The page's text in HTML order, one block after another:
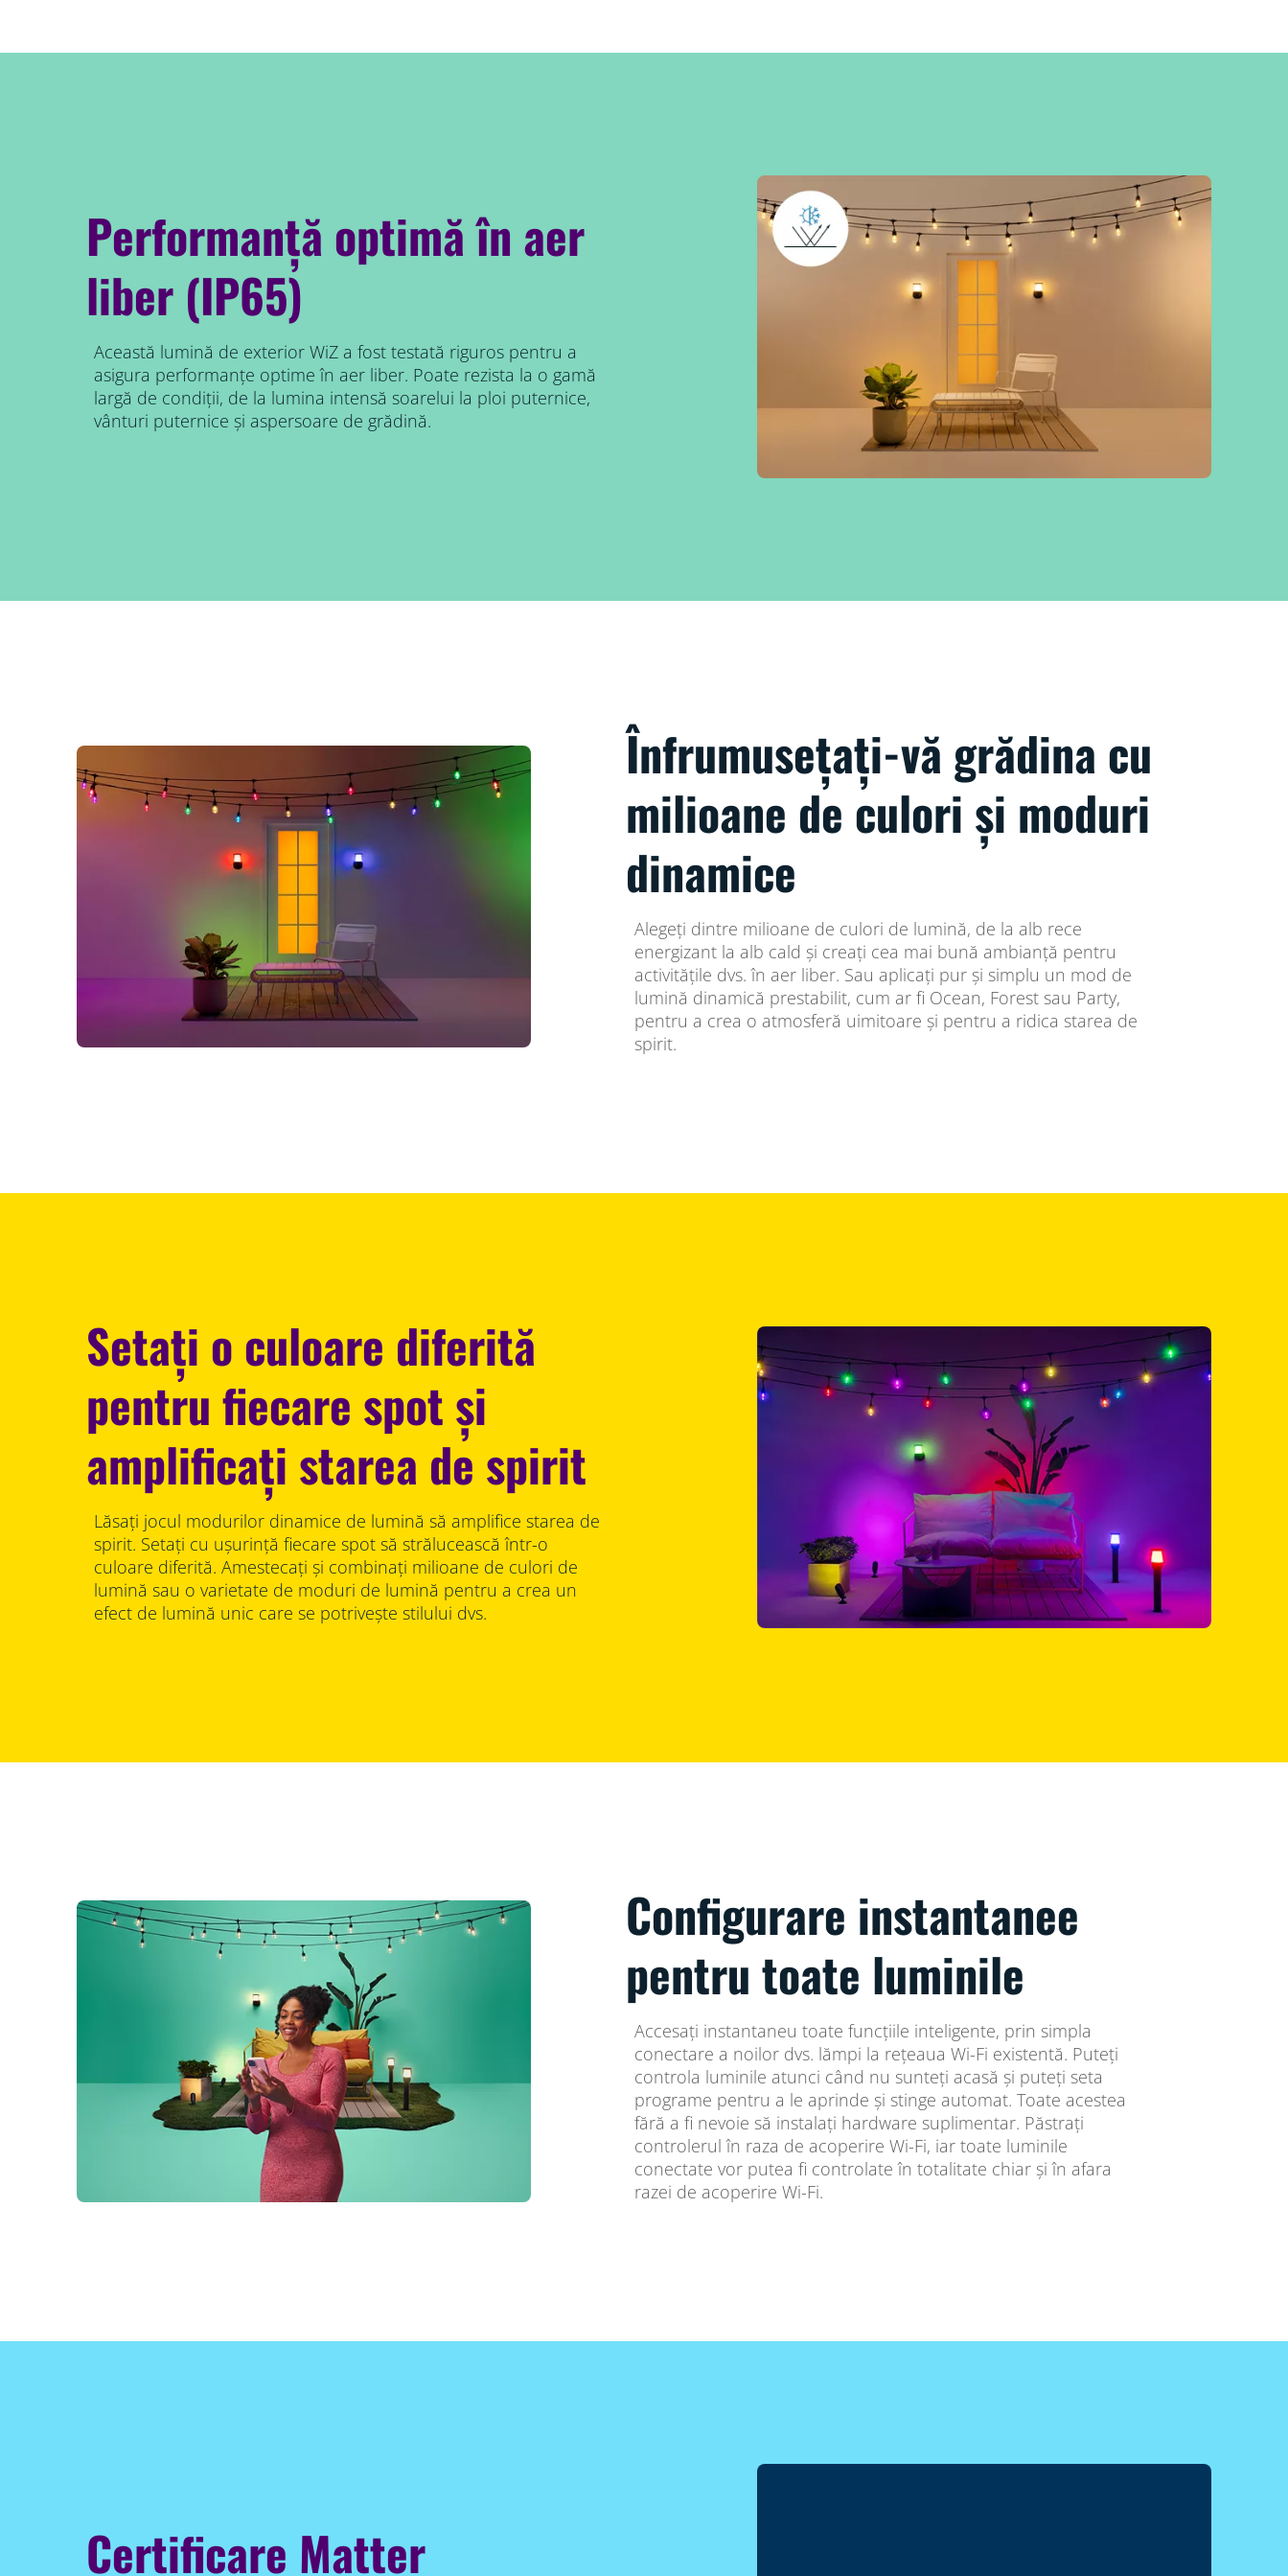
Performanță optimă în aer
liber (IP65)
Această lumină de exterior WiZ a fost testată riguros pentru a
asigura performanțe optime în aer liber. Poate rezista la o gamă
largă de condiții, de la lumina intensă soarelui la ploi puternice,
vânturi puternice și aspersoare de grădină.
Înfrumusețați-vă grădina cu
milioane de culori și moduri
dinamice
Alegeți dintre milioane de culori de lumină, de la alb rece
energizant la alb cald și creați cea mai bună ambianță pentru
activitățile dvs. în aer liber. Sau aplicați pur și simplu un mod de
lumină dinamică prestabilit, cum ar fi Ocean, Forest sau Party,
pentru a crea o atmosferă uimitoare și pentru a ridica starea de
spirit.
Setați o culoare diferită
pentru fiecare spot și
amplificați starea de spirit
Lăsați jocul modurilor dinamice de lumină să amplifice starea de
spirit. Setați cu ușurință fiecare spot să strălucească într-o
culoare diferită. Amestecați și combinați milioane de culori de
lumină sau o varietate de moduri de lumină pentru a crea un
efect de lumină unic care se potrivește stilului dvs.
Configurare instantanee
pentru toate luminile
Accesați instantaneu toate funcțiile inteligente, prin simpla
conectare a noilor dvs. lămpi la rețeaua Wi-Fi existentă. Puteți
controla luminile atunci când nu sunteți acasă și puteți seta
programe pentru a le aprinde și stinge automat. Toate acestea
fără a fi nevoie să instalați hardware suplimentar. Păstrați
controlerul în raza de acoperire Wi-Fi, iar toate luminile
conectate vor putea fi controlate în totalitate chiar și în afara
razei de acoperire Wi-Fi.
Certificare Matter